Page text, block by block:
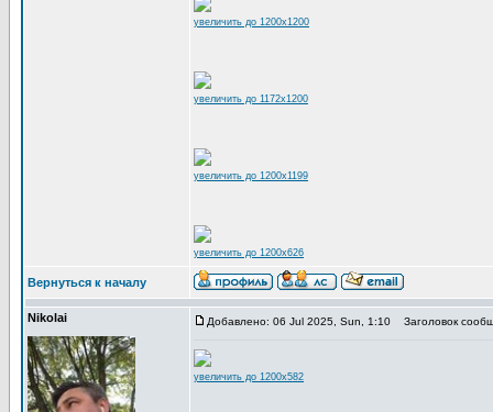
увеличить до 1200x1200
увеличить до 1172x1200
увеличить до 1200x1199
увеличить до 1200x626
Вернуться к началу
Nikolai Добавлено: 06 Jul 2025, Sun, 1:10 Заголовок
увеличить до 1200x582